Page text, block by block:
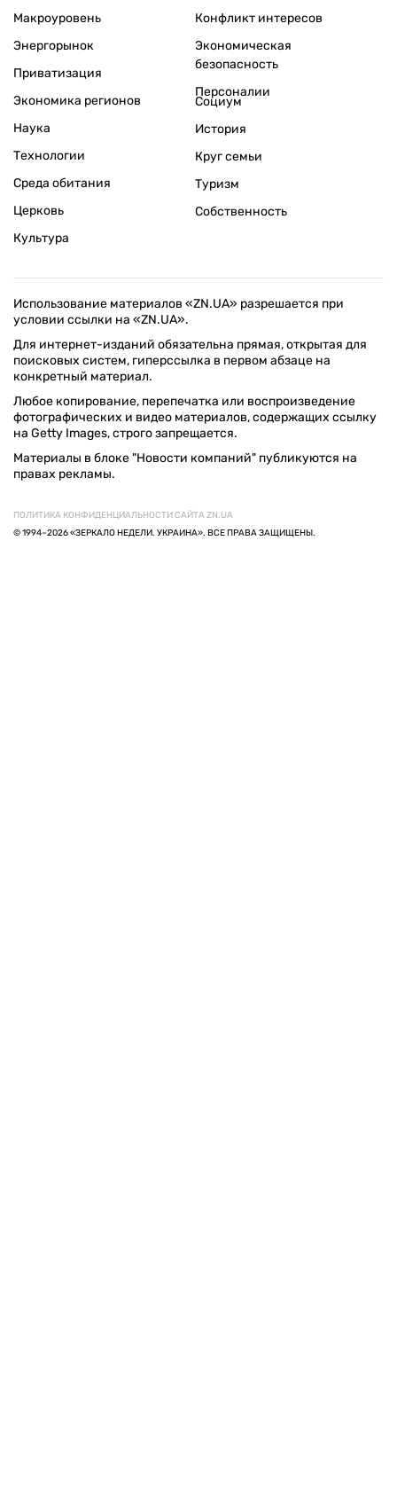
Макроуровень
Энергорынок
Приватизация
Экономика регионов
Конфликт интересов
Экономическая
безопасность
Персоналии
Наука
Технологии
Среда обитания
Церковь
Культура
Социум
История
Круг семьи
Туризм
Собственность
Использование материалов «ZN.UA» разрешается при
условии ссылки на «ZN.UA».
Для интернет-изданий обязательна прямая, открытая для
поисковых систем, гиперссылка в первом абзаце на
конкретный материал.
Любое копирование, перепечатка или воспроизведение
фотографических и видео материалов, содержащих ссылку
на Getty Images, строго запрещается.
Материалы в блоке "Новости компаний" публикуются на
правах рекламы.
ПОЛИТИКА КОНФИДЕНЦИАЛЬНОСТИ САЙТА ZN.UA
© 1994–2026 «ЗЕРКАЛО НЕДЕЛИ. УКРАИНА». ВСЕ ПРАВА ЗАЩИЩЕНЫ.